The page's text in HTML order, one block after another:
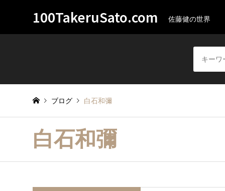
100TakeruSato.com 佐藤健の世界
ブログ 白石和彌
白石和彌